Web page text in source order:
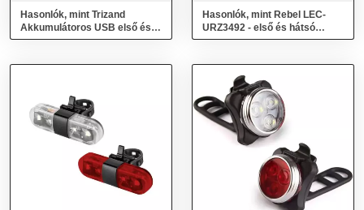
Hasonlók, mint Trizand
Akkumulátoros USB első és
hátsó bicikli lámpa
Hasonlók, mint Rebel LEC-
URZ3492 - első és hátsó
kerékpár LED lámpa szett,